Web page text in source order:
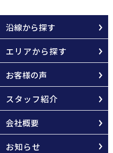
沿線から探す
エリアから探す
お客様の声
スタッフ紹介
会社概要
お知らせ